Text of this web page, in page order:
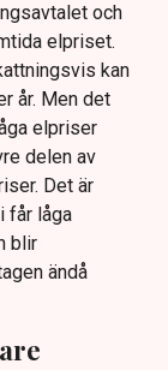
och
elpriset.
kan
år. Men det
elpriser
delen av
Det är
får låga
blir
ändå